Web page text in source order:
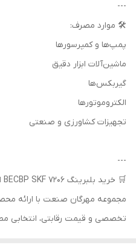
---
🛠️ موارد مصرف:
پمپ‌ها و کمپرسورها
ماشین‌آلات ابزار دقیق
گیربکس‌ها
الکتروموتورها
تجهیزات کشاورزی و صنعتی
---
🛒 خرید بلبرینگ 7206 BECBP SKF از مهرگان صنعت:
تخصصی و قیمت رقابتی، انتخابی